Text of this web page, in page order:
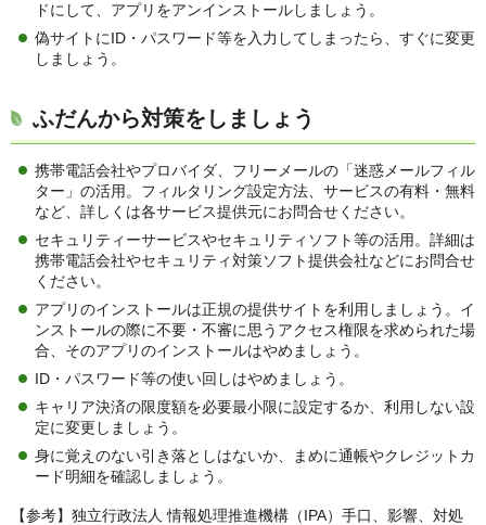
ドにして、アプリをアンインストールしましょう。
偽サイトにID・パスワード等を入力してしまったら、すぐに変更
しましょう。
ふだんから対策をしましょう
携帯電話会社やプロバイダ、フリーメールの「迷惑メールフィル
ター」の活用。フィルタリング設定方法、サービスの有料・無料
など、詳しくは各サービス提供元にお問合せください。
セキュリティーサービスやセキュリティソフト等の活用。詳細は
携帯電話会社やセキュリティ対策ソフト提供会社などにお問合せ
ください。
アプリのインストールは正規の提供サイトを利用しましょう。イ
ンストールの際に不要・不審に思うアクセス権限を求められた場
合、そのアプリのインストールはやめましょう。
ID・パスワード等の使い回しはやめましょう。
キャリア決済の限度額を必要最小限に設定するか、利用しない設
定に変更しましょう。
身に覚えのない引き落としはないか、まめに通帳やクレジットカ
ード明細を確認しましょう。
【参考】独立行政法人 情報処理推進機構（IPA）手口、影響、対処